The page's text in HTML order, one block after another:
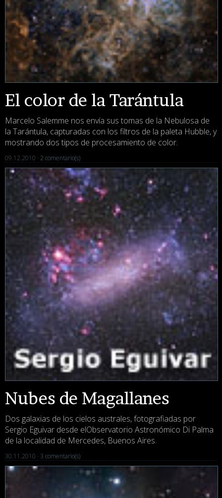
El color de la Tarántula
Marcelo Salemme nos envía sus tomas de la Nebulosa de
la Tarántula, capturadas con los filtros de la paleta Hubble, y
mostrando dos tipos de procesamiento de color.
09.12.2010 · 2 comentario(s)
Nubes de Magallanes
Dos galaxias de los cielos australes, fotografiadas por
Sergio Eguivar desde elObservatorio Astronómico Di Palma
de la localidad de Mercedes, Buenos Aires.
30.11.2010 · 3 comentario(s)